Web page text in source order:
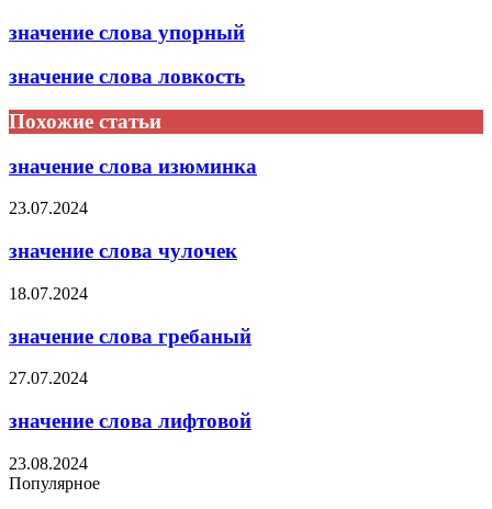
значение слова упорный
значение слова ловкость
Похожие статьи
значение слова изюминка
23.07.2024
значение слова чулочек
18.07.2024
значение слова гребаный
27.07.2024
значение слова лифтовой
23.08.2024
Популярное